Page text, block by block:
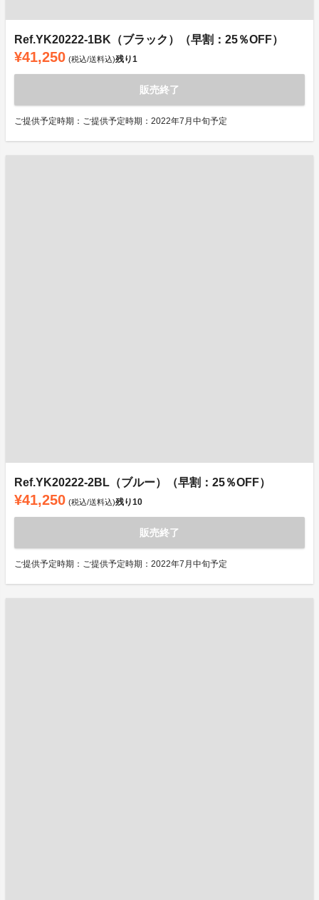
Ref.YK20222-1BK（ブラック）（早割：25％OFF）
¥41,250 (税込/送料込)残り1
販売終了
ご提供予定時期：ご提供予定時期：2022年7月中旬予定
Ref.YK20222-2BL（ブルー）（早割：25％OFF）
¥41,250 (税込/送料込)残り10
販売終了
ご提供予定時期：ご提供予定時期：2022年7月中旬予定